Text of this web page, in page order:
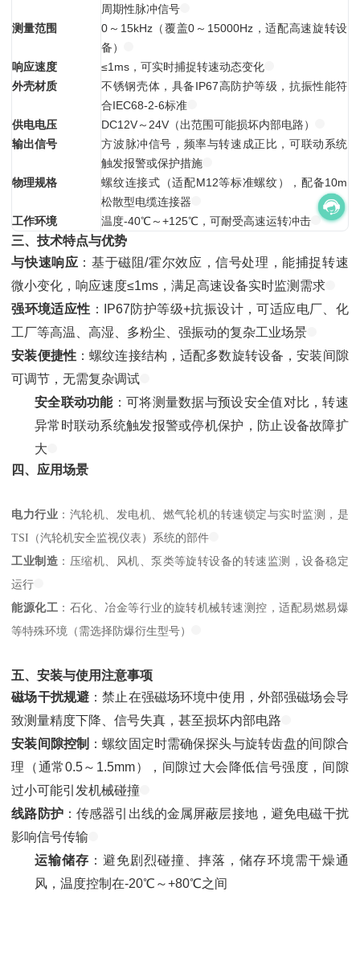
周期性脉冲信号
测量范围
0～15kHz（覆盖0～15000Hz，适配高速旋转设
备）
响应速度
≤1ms，可实时捕捉转速动态变化
外壳材质
不锈钢壳体，具备IP67高防护等级，抗振性能符
合IEC68-2-6标准
供电电压
DC12V～24V（出范围可能损坏内部电路）
输出信号
方波脉冲信号，频率与转速成正比，可联动系统
触发报警或保护措施
物理规格
螺纹连接式（适配M12等标准螺纹），配备10m
松散型电缆连接器
工作环境
温度-40℃～+125℃，可耐受高速运转冲击
三、技术特点与优势
与快速响应 ：基于磁阻/霍尔效应，信号处理，能捕捉转速
微小变化，响应速度≤1ms，满足高速设备实时监测需求
强环境适应性 ：IP67防护等级+抗振设计，可适应电厂、化
工厂等高温、高湿、多粉尘、强振动的复杂工业场景
安装便捷性 ：螺纹连接结构，适配多数旋转设备，安装间隙
可调节，无需复杂调试
安全联动功能：可将测量数据与预设安全值对比，转速
异常时联动系统触发报警或停机保护，防止设备故障扩
大
四、应用场景
电力行业 ：汽轮机、发电机、燃气轮机的转速锁定与实时监测，是
TSI（汽轮机安全监视仪表）系统的部件
工业制造 ：压缩机、风机、泵类等旋转设备的转速监测，设备稳定
运行
能源化工 ：石化、冶金等行业的旋转机械转速测控，适配易燃易爆
等特殊环境（需选择防爆衍生型号）
五、安装与使用注意事项
磁场干扰规避 ：禁止在强磁场环境中使用，外部强磁场会导
致测量精度下降、信号失真，甚至损坏内部电路
安装间隙控制 ：螺纹固定时需确保探头与旋转齿盘的间隙合
理（通常0.5～1.5mm），间隙过大会降低信号强度，间隙
过小可能引发机械碰撞
线路防护：传感器引出线的金属屏蔽层接地，避免电磁干扰
影响信号传输
运输储存 ：避免剧烈碰撞、摔落，储存环境需干燥通
风，温度控制在-20℃～+80℃之间